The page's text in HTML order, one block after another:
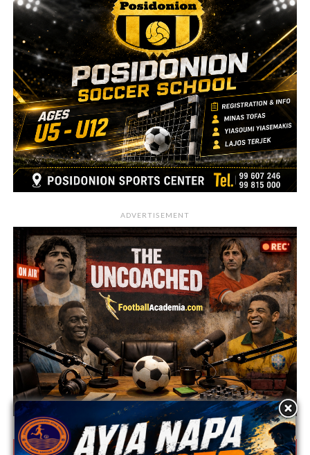
ADVERTISEMENT
Κ16 Ανώτατη – Βαθμολογία 2026/27